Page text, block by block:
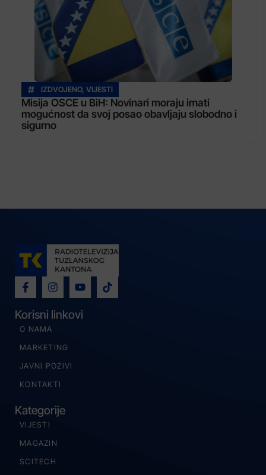
IZDVOJENO, VIJESTI
Misija OSCE u BiH: Novinari moraju imati
mogućnost da svoj posao obavljaju slobodno i
sigurno
Korisni linkovi
O NAMA
MARKETING
JAVNI POZIVI
KONTAKTI
Kategorije
VIJESTI
MAGAZIN
SCITECH